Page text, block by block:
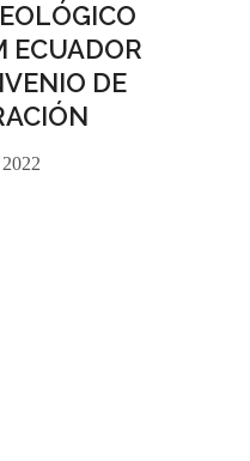
ECUADOR
DE